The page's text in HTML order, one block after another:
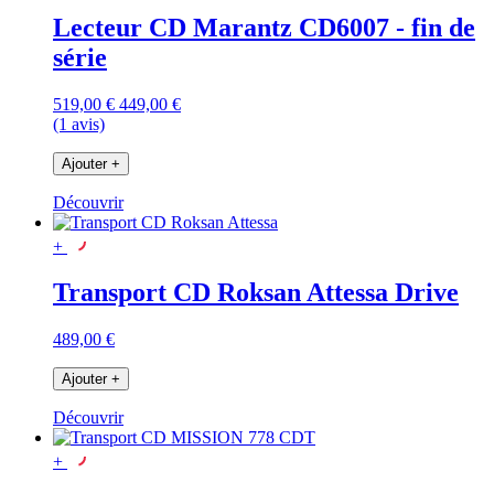
Lecteur CD Marantz CD6007 - fin de
série
519,00 € 449,00 €
(1 avis)
Ajouter +
Découvrir
+
Transport CD Roksan Attessa Drive
489,00 €
Ajouter +
Découvrir
+